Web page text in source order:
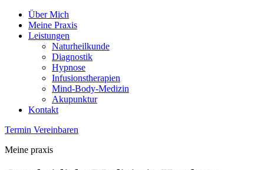
Über Mich
Meine Praxis
Leistungen
Naturheilkunde
Diagnostik
Hypnose
Infusionstherapien
Mind-Body-Medizin
Akupunktur
Kontakt
Termin Vereinbaren
Meine praxis